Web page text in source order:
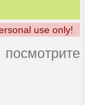
use only!